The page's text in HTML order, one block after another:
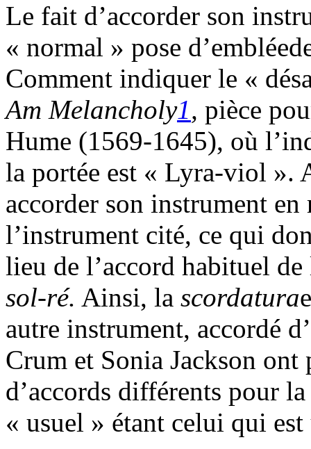
Le fait d’accorder son
« normal » pose
Comment indiquer le «
Am Melancholy1, pièce
Hume (1569-1645), où
la portée est « Lyra-viol ».
accorder son instrument en
l’instrument cité, ce qui
lieu de l’accord habituel
sol-ré. Ainsi, la scordatura
autre instrument, accordé
Crum et Sonia Jackson ont
d’accords différents pour
« usuel » étant celui qui